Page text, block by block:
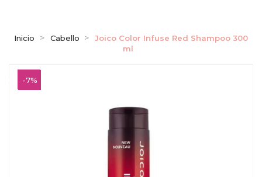
Inicio Cabello
Joico Color Infuse Red Shampoo 300
ml
-7%
-7%